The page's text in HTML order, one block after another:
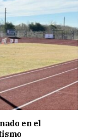
en el